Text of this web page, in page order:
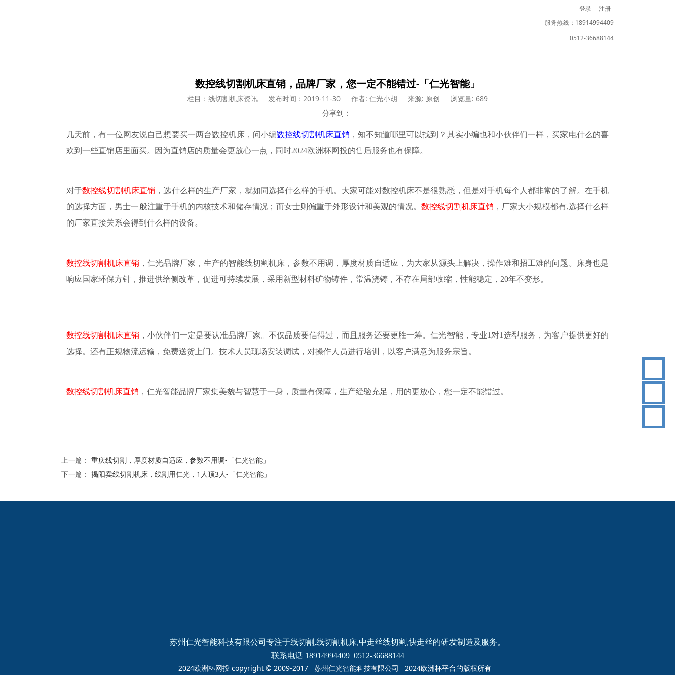
登录
注册
服务热线：18914994409
0512-36688144
数控线切割机床直销，品牌厂家，您一定不能错过-「仁光智能」
栏目：线切割机床资讯 发布时间：2019-11-30 作者: 仁光小胡 来源: 原创
浏览量: 689
分享到：
几天前，有一位网友说自己想要买一两台数控机床，问小编数控线切割机床直销 ，知不知道哪里可以找到？其实小编也和小伙伴们一样，买家电什么的喜
欢到一些直销店里面买。因为直销店的质量会更放心一点，同时2024欧洲杯网投的售后服务也有保障。
对于数控线切割机床直销 ，选什么样的生产厂家，就如同选择什么样的手机。大家可能对数控机床不是很熟悉，但是对手机每个人都非常的了解。在手机
的选择方面，男士一般注重于手机的内核技术和储存情况；而女士则偏重于外形设计和美观的情况。 数控线切割机床直销 ，厂家大小规模都有,选择什么样
的厂家直接关系会得到什么样的设备。
数控线切割机床直销 ，仁光品牌厂家，生产的智能线切割机床，参数不用调，厚度材质自适应，为大家从源头上解决，操作难和招工难的问题。床身也是
响应国家环保方针，推进供给侧改革，促进可持续发展，采用新型材料矿物铸件，常温浇铸，不存在局部收缩，性能稳定， 20年不变形。
数控线切割机床直销 ，小伙伴们一定是要认准品牌厂家。不仅品质要信得过，而且服务还要更胜一筹。仁光智能，专业1对1选型服务，为客户提供更好的
选择。还有正规物流运输，免费送货上门。技术人员现场安装调试，对操作人员进行培训，以客户满意为服务宗旨。
数控线切割机床直销 ，仁光智能品牌厂家集美貌与智慧于一身，质量有保障，生产经验充足，用的更放心，您一定不能错过。
上一篇： 重庆线切割，厚度材质自适应，参数不用调-「仁光智能」
下一篇： 揭阳卖线切割机床，线割用仁光，1人顶3人-「仁光智能」
苏州仁光智能科技有限公司专注于线切割,线切割机床,中走丝线切割,快走丝的研发制造及服务。
联系电话 18914994409  0512-36688144
2024欧洲杯网投 copyright © 2009-2017 苏州仁光智能科技有限公司 2024欧洲杯平台的版权所有